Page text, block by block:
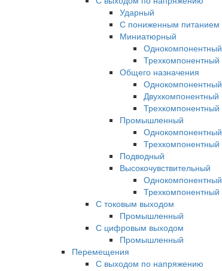
Ударный
С пониженным питанием
Миниатюрный
Однокомпонентный
Трехкомпонентный
Общего назначения
Однокомпонентный
Двухкомпонентный
Трехкомпонентный
Промышленный
Однокомпонентный
Трехкомпонентный
Подводный
Высокочувствительный
Однокомпонентный
Трехкомпонентный
С токовым выходом
Промышленный
С цифровым выходом
Промышленный
Перемещения
С выходом по напряжению